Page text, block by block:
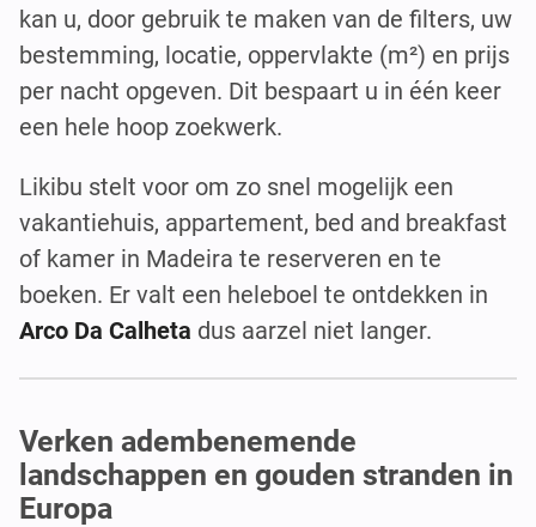
kan u, door gebruik te maken van de filters, uw
bestemming, locatie, oppervlakte (m²) en prijs
per nacht opgeven. Dit bespaart u in één keer
een hele hoop zoekwerk.
Likibu stelt voor om zo snel mogelijk een
vakantiehuis, appartement, bed and breakfast
of kamer in Madeira te reserveren en te
boeken. Er valt een heleboel te ontdekken in
Arco Da Calheta dus aarzel niet langer.
Verken adembenemende
landschappen en gouden stranden in
Europa